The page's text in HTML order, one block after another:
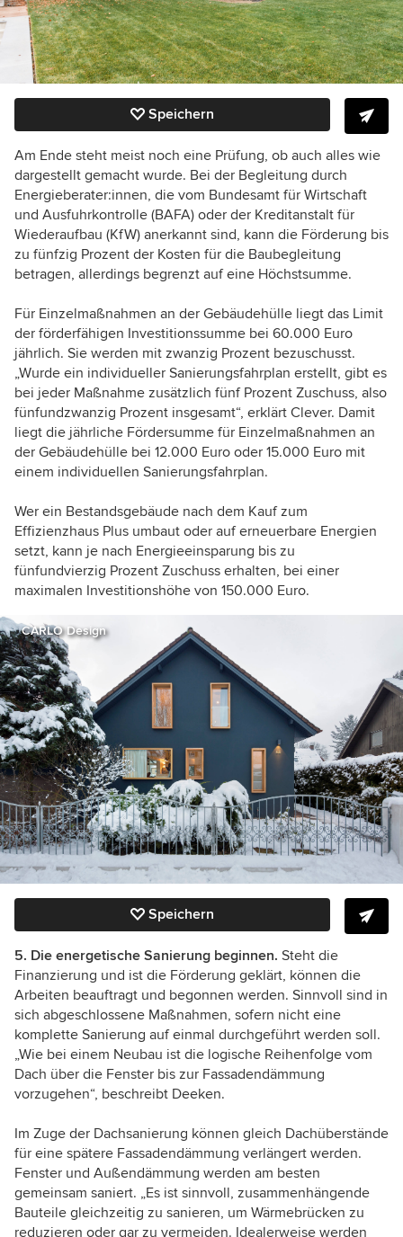
Speichern
Am Ende steht meist noch eine Prüfung, ob auch alles wie
dargestellt gemacht wurde. Bei der Begleitung durch
Energieberater:innen, die vom Bundesamt für Wirtschaft
und Ausfuhrkontrolle (BAFA) oder der Kreditanstalt für
Wiederaufbau (KfW) anerkannt sind, kann die Förderung bis
zu fünfzig Prozent der Kosten für die Baubegleitung
betragen, allerdings begrenzt auf eine Höchstsumme.
Für Einzelmaßnahmen an der Gebäudehülle liegt das Limit
der förderfähigen Investitionssumme bei 60.000 Euro
jährlich. Sie werden mit zwanzig Prozent bezuschusst.
„Wurde ein individueller Sanierungsfahrplan erstellt, gibt es
bei jeder Maßnahme zusätzlich fünf Prozent Zuschuss, also
fünfundzwanzig Prozent insgesamt“, erklärt Clever. Damit
liegt die jährliche Fördersumme für Einzelmaßnahmen an
der Gebäudehülle bei 12.000 Euro oder 15.000 Euro mit
einem individuellen Sanierungsfahrplan.
Wer ein Bestandsgebäude nach dem Kauf zum
Effizienzhaus Plus umbaut oder auf erneuerbare Energien
setzt, kann je nach Energieeinsparung bis zu
fünfundvierzig Prozent Zuschuss erhalten, bei einer
maximalen Investitionshöhe von 150.000 Euro.
CARLO Design
Speichern
5. Die energetische Sanierung beginnen. Steht die
Finanzierung und ist die Förderung geklärt, können die
Arbeiten beauftragt und begonnen werden. Sinnvoll sind in
sich abgeschlossene Maßnahmen, sofern nicht eine
komplette Sanierung auf einmal durchgeführt werden soll.
„Wie bei einem Neubau ist die logische Reihenfolge vom
Dach über die Fenster bis zur Fassadendämmung
vorzugehen“, beschreibt Deeken.
Im Zuge der Dachsanierung können gleich Dachüberstände
für eine spätere Fassadendämmung verlängert werden.
Fenster und Außendämmung werden am besten
gemeinsam saniert. „Es ist sinnvoll, zusammenhängende
Bauteile gleichzeitig zu sanieren, um Wärmebrücken zu
reduzieren oder gar zu vermeiden. Idealerweise werden